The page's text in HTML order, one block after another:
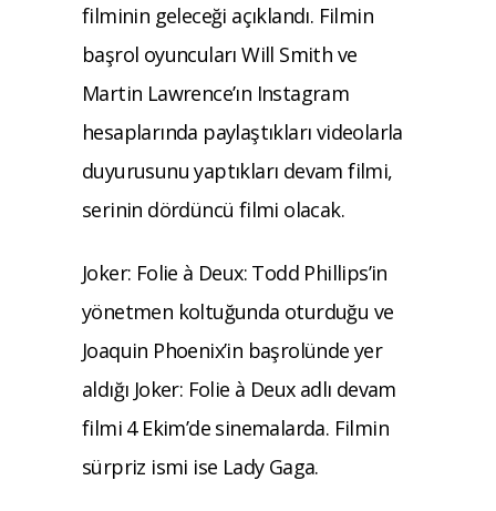
filminin geleceği açıklandı. Filmin
başrol oyuncuları Will Smith ve
Martin Lawrence’ın Instagram
hesaplarında paylaştıkları videolarla
duyurusunu yaptıkları devam filmi,
serinin dördüncü filmi olacak.
Joker: Folie à Deux: Todd Phillips’in
yönetmen koltuğunda oturduğu ve
Joaquin Phoenix’in başrolünde yer
aldığı Joker: Folie à Deux adlı devam
filmi 4 Ekim’de sinemalarda. Filmin
sürpriz ismi ise Lady Gaga.